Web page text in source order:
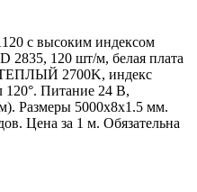
с высоким индексом
2835, 120 шт/м, белая плата
2700K, индекс
120°. Питание 24 В,
Размеры 5000х8х1.5 мм.
Цена за 1 м. Обязательна